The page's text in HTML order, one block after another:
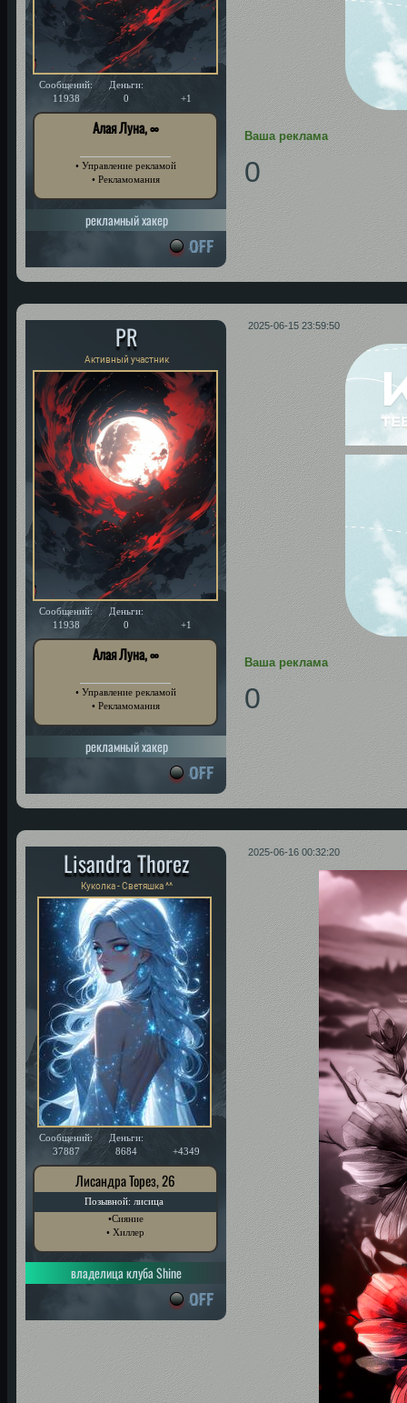
Сообщений:
11938
Деньги:
0
+1
Алая Луна, ∞
• Управление рекламой
• Рекламомания
рекламный хакер
Ваша реклама
0
2025-06-15 23:59:50
PR
Активный участник
Сообщений:
11938
Деньги:
0
+1
Алая Луна, ∞
• Управление рекламой
• Рекламомания
рекламный хакер
Ваша реклама
0
2025-06-16 00:32:20
Lisandra Thorez
Куколка - Светяшка ^^
Сообщений:
37887
Деньги:
8684
+4349
Лисандра Торез, 26
•Сияние
• Хиллер
Позывной: лисица
владелица клуба Shine